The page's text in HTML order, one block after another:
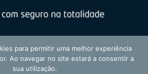
para permitir uma melhor experiência
Ao navegar no site estará a consentir a
sua utilização.